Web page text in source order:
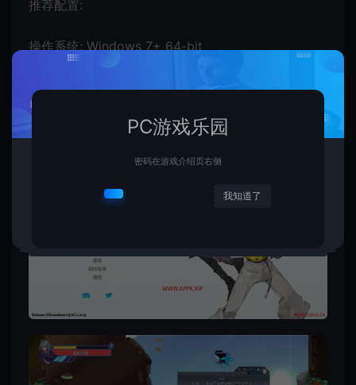
推荐配置:
操作系统: Windows 7+ 64-bit
处理器: i3-6100
内存: 6 GB RAM
显卡: GeForce GT 730PC游戏乐园
密码在游戏介绍页右侧
我知道了